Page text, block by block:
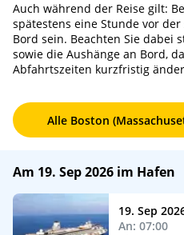
Auch während der Reise gilt:
spätestens eine Stunde vor
Bord sein. Beachten Sie dabei
sowie die Aushänge an Bord,
Abfahrtszeiten kurzfristig
Alle Boston
Am 19. Sep 2026 im Hafen
19. Sep
An: 07:00